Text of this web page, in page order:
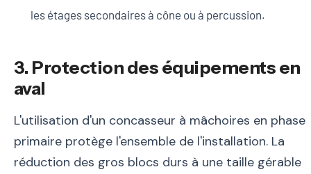
les étages secondaires à cône ou à percussion.
3. Protection des équipements en
aval
L'utilisation d'un concasseur à mâchoires en phase
primaire protège l'ensemble de l'installation. La
réduction des gros blocs durs à une taille gérable